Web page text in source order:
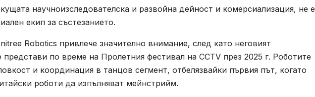
научноизследователска и развойна дейност и комерсиализация, не е
екип за състезанието.
Robotics привлече значително внимание, след като неговият
по време на Пролетния фестивал на CCTV през 2025 г. Роботите
и координация в танцов сегмент, отбелязвайки първия път, когато
роботи да изпълняват мейнстрийм.